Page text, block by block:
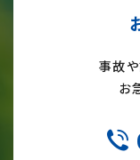
事故や
お